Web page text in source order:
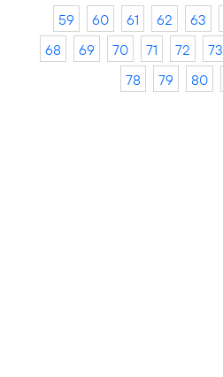
59
60 61 62 63
68
69 70 71 72 73
78
79 80